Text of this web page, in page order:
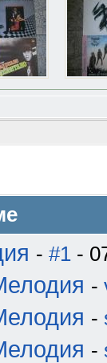
- #1 -
-
-
-